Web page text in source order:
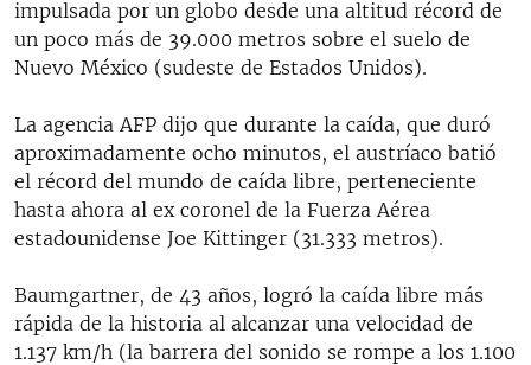
impulsada por un globo desde una altitud récord de
un poco más de 39.000 metros sobre el suelo de
Nuevo México (sudeste de Estados Unidos).
La agencia AFP dijo que durante la caída, que duró
aproximadamente ocho minutos, el austríaco batió
el récord del mundo de caída libre, perteneciente
hasta ahora al ex coronel de la Fuerza Aérea
estadounidense Joe Kittinger (31.333 metros).
Baumgartner, de 43 años, logró la caída libre más
rápida de la historia al alcanzar una velocidad de
1.137 km/h (la barrera del sonido se rompe a los 1.100